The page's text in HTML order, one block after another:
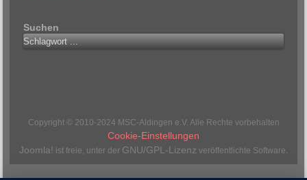
Suchen
Copyright © 2010-2024 MSC-Aldingen e.V. Alle Rechte vorbehalten
Cookie-Einstellungen
Joomla! ist freie, unter der GNU/GPL-Lizenz veröffentlichte Software.